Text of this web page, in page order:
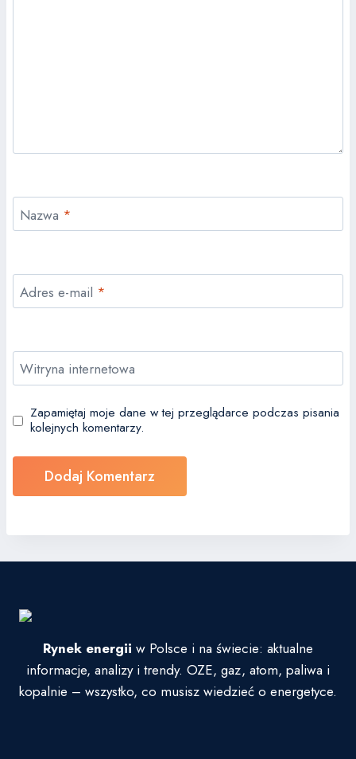
Nazwa *
Adres e-mail *
Witryna internetowa
Zapamiętaj moje dane w tej przeglądarce podczas pisania
kolejnych komentarzy.
Rynek energii w Polsce i na świecie: aktualne
informacje, analizy i trendy. OZE, gaz, atom, paliwa i
kopalnie – wszystko, co musisz wiedzieć o energetyce.